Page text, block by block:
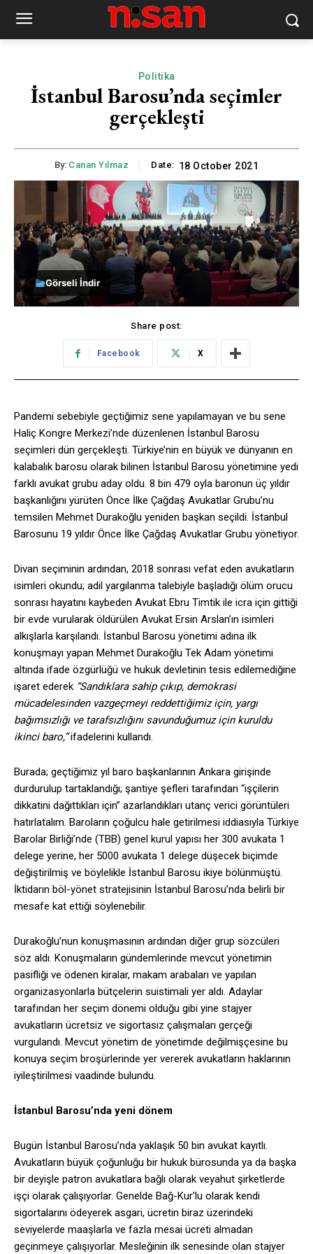
Politika
İstanbul Barosu’nda seçimler
gerçekleşti
By: Canan Yılmaz Date: 18 October 2021
Görseli İndir
Share post:
Facebook X
Pandemi sebebiyle geçtiğimiz sene yapılamayan ve bu sene
Haliç Kongre Merkezi’nde düzenlenen İstanbul Barosu
seçimleri dün gerçekleşti. Türkiye’nin en büyük ve dünyanın en
kalabalık barosu olarak bilinen İstanbul Barosu yönetimine yedi
farklı avukat grubu aday oldu. 8 bin 479 oyla baronun üç yıldır
başkanlığını yürüten Önce İlke Çağdaş Avukatlar Grubu’nu
temsilen Mehmet Durakoğlu yeniden başkan seçildi. İstanbul
Barosunu 19 yıldır Önce İlke Çağdaş Avukatlar Grubu yönetiyor.
Divan seçiminin ardından, 2018 sonrası vefat eden avukatların
isimleri okundu; adil yargılanma talebiyle başladığı ölüm orucu
sonrası hayatını kaybeden Avukat Ebru Timtik ile icra için gittiği
bir evde vurularak öldürülen Avukat Ersin Arslan’ın isimleri
alkışlarla karşılandı. İstanbul Barosu yönetimi adına ilk
konuşmayı yapan Mehmet Durakoğlu Tek Adam yönetimi
altında ifade özgürlüğü ve hukuk devletinin tesis edilemediğine
işaret ederek “Sandıklara sahip çıkıp, demokrasi
mücadelesinden vazgeçmeyi reddettiğimiz için, yargı
bağımsızlığı ve tarafsızlığını savunduğumuz için kuruldu
ikinci baro,”ifadelerini kullandı.
Burada; geçtiğimiz yıl baro başkanlarının Ankara girişinde
durdurulup tartaklandığı; şantiye şefleri tarafından “işçilerin
dikkatini dağıttıkları için” azarlandıkları utanç verici görüntüleri
hatırlatalım. Baroların çoğulcu hale getirilmesi iddiasıyla Türkiye
Barolar Birliği’nde (TBB) genel kurul yapısı her 300 avukata 1
delege yerine, her 5000 avukata 1 delege düşecek biçimde
değiştirilmiş ve böylelikle İstanbul Barosu ikiye bölünmüştü.
İktidarın böl-yönet stratejisinin İstanbul Barosu’nda belirli bir
mesafe kat ettiği söylenebilir.
Durakoğlu’nun konuşmasının ardından diğer grup sözcüleri
söz aldı. Konuşmaların gündemlerinde mevcut yönetimin
pasifliği ve ödenen kiralar, makam arabaları ve yapılan
organizasyonlarla bütçelerin suistimali yer aldı. Adaylar
tarafından her seçim dönemi olduğu gibi yine stajyer
avukatların ücretsiz ve sigortasız çalışmaları gerçeği
vurgulandı. Mevcut yönetim de yönetimde değilmişçesine bu
konuya seçim broşürlerinde yer vererek avukatların haklarının
iyileştirilmesi vaadinde bulundu.
İstanbul Barosu’nda yeni dönem
Bugün İstanbul Barosu’nda yaklaşık 50 bin avukat kayıtlı.
Avukatların büyük çoğunluğu bir hukuk bürosunda ya da başka
bir deyişle patron avukatlara bağlı olarak veyahut şirketlerde
işçi olarak çalışıyorlar. Genelde Bağ-Kur’lu olarak kendi
sigortalarını ödeyerek asgari, ücretin biraz üzerindeki
seviyelerde maaşlarla ve fazla mesai ücreti almadan
geçinmeye çalışıyorlar. Mesleğinin ilk senesinde olan stajyer